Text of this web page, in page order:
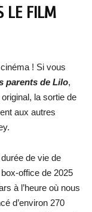
LE FILM
! Si vous
parents de Lilo,
la sortie de
aux autres
de vie de
office de 2025
à l’heure où nous
d’environ 270